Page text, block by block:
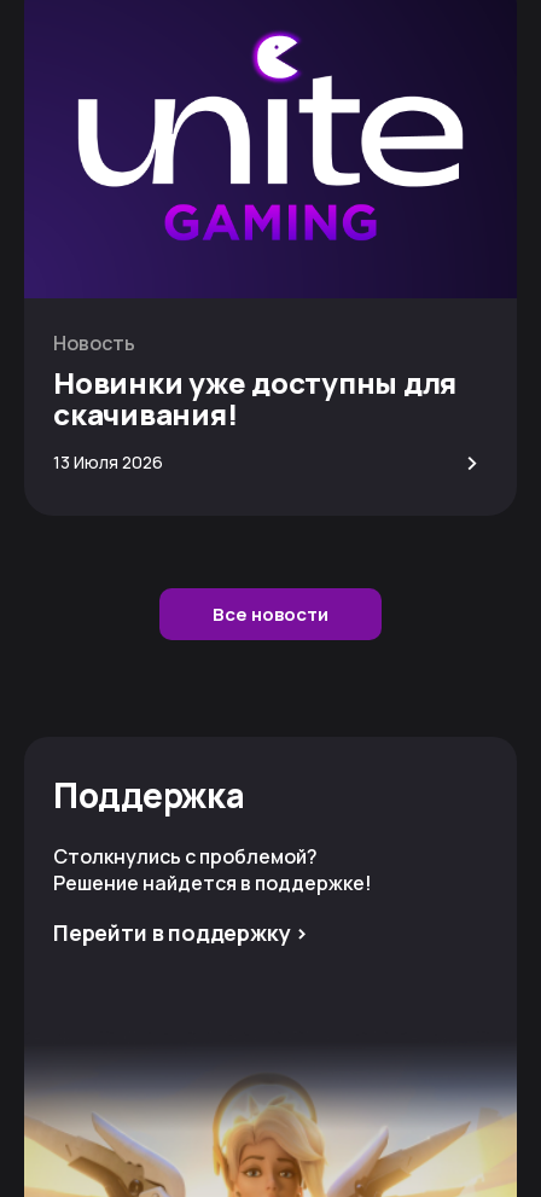
Новость
Новинки уже доступны для
скачивания!
13 Июля 2026 >
Все новости
Поддержка
Столкнулись с проблемой?
Решение найдется в поддержке!
Перейти в поддержку >